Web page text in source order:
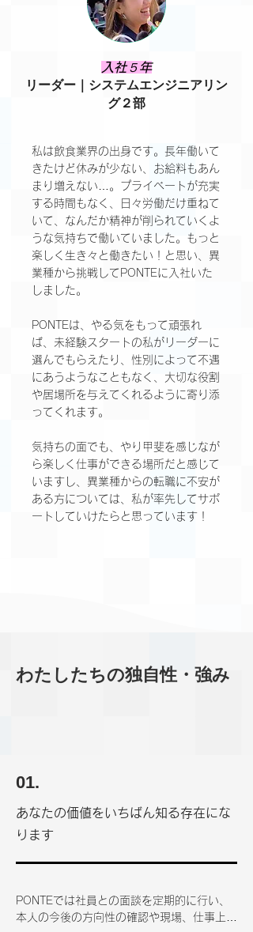
​入社５年
リーダー｜システムエンジニアリン
グ２部
私は飲食業界の出身です。長年働いて
きたけど休みが少ない、お給料もあん
まり増えない…。プライベートが充実
する時間もなく、日々労働だけ重ねて
いて、なんだか精神が削られていくよ
うな気持ちで働いていました。もっと
楽しく生き々と働きたい！と思い、異
業種から挑戦してPONTEに入社いた
しました。
PONTEは、やる気をもって頑張れ
ば、未経験スタートの私がリーダーに
選んでもらえたり、性別によって不遇
にあうようなこともなく、大切な役割
や居場所を与えてくれるように寄り添
ってくれます。
気持ちの面でも、やり甲斐を感じなが
ら楽しく仕事ができる場所だと感じて
いますし、異業種からの転職に不安が
ある方については、私が率先してサポ
ートしていけたらと思っています！
わたしたちの独自性・強み
01.
あなたの価値をいちばん知る存在にな
ります
PONTEでは社員との面談を定期的に行い、
本人の今後の方向性の確認や現場、仕事上の